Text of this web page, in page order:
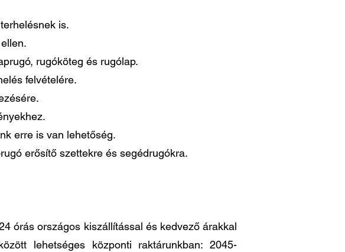
is.
rugóköteg és rugólap.
felvételére.
erre is van lehetőség.
erősítő szettekre és segédrugókra.
órás országos kiszállítással és kedvező árakkal
lehetséges központi raktárunkban: 2045-